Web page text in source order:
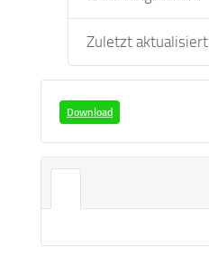
Zuletzt aktualisiert
Download